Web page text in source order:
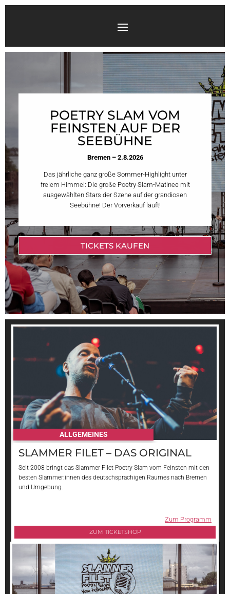
POETRY SLAM VOM
FEINSTEN AUF DER
SEEBÜHNE
Bremen – 2.8.2026
Das jährliche ganz große Sommer-Highlight unter
freiem Himmel: Die große Poetry Slam-Matinee mit
ausgewählten Stars der Szene auf der grandiosen
Seebühne! Der Vorverkauf läuft!
TICKETS KAUFEN
ALLGEMEINES
SLAMMER FILET – DAS ORIGINAL
Seit 2008 bringt das Slammer Filet Poetry Slam vom Feinsten mit den
besten Slammer:innen des deutschsprachigen Raumes nach Bremen
und Umgebung.
Zum Programm
ZUM TICKETSHOP